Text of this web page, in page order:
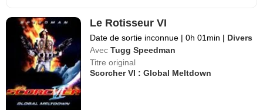
Le Rotisseur VI
Date de sortie inconnue | 0h 01min | Divers
Avec Tugg Speedman
Titre original
Scorcher VI : Global Meltdown